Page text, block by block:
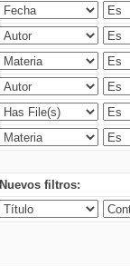
Nuevos filtros: